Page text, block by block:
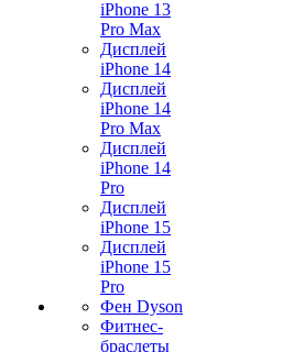
iPhone 13
Pro Max
Дисплей
iPhone 14
Дисплей
iPhone 14
Pro Max
Дисплей
iPhone 14
Pro
Дисплей
iPhone 15
Дисплей
iPhone 15
Pro
Фен Dyson
Фитнес-
браслеты